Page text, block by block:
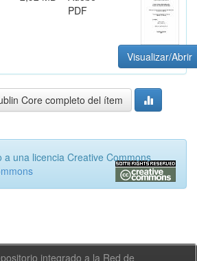
PDF
Visualizar/Abrir
Core completo del ítem
a una licencia Creative Commons
integrado a la Red de